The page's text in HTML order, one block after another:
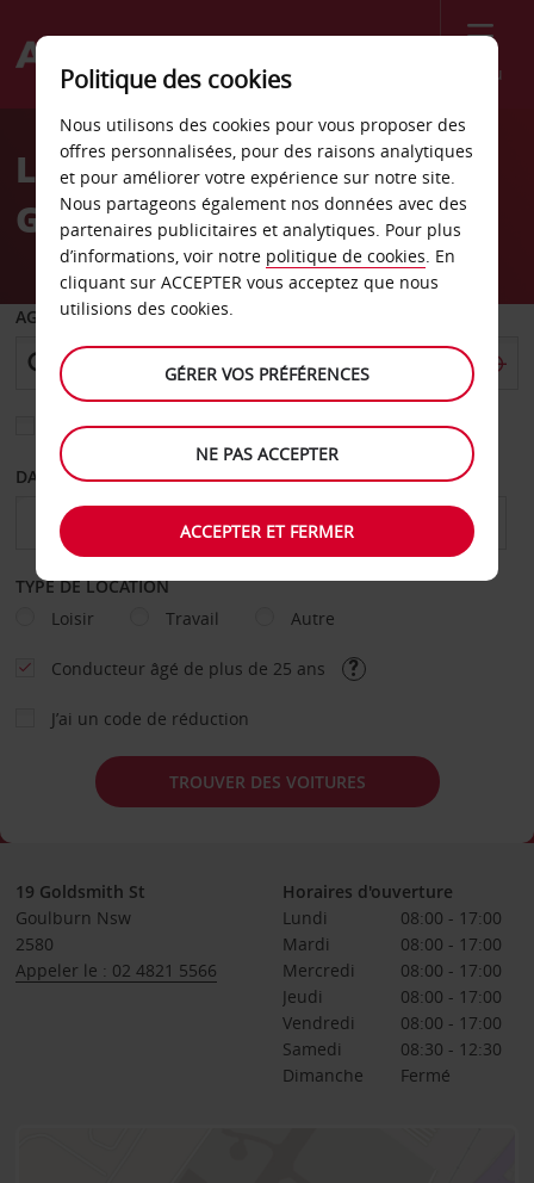
Menu
Welcome
AvisLocation de voiture
Goulburn
AGENCE DE DÉPART
Sélectionnez une autre agence de retour
DATE DE DÉPART DATE DE RETOUR
TYPE DE LOCATION
Loisir
Travail Autre
Conducteur âgé de plus de 25 ans
J’ai un code de réduction
TROUVER DES VOITURES
19 Goldsmith St
Goulburn Nsw
2580
Appeler le : 02 4821 5566
Horaires d'ouverture
Lundi
08:00 - 17:00
Mardi
08:00 - 17:00
Mercredi
08:00 - 17:00
Jeudi
08:00 - 17:00
Vendredi
08:00 - 17:00
Samedi
08:30 - 12:30
Dimanche
Fermé
Politique des cookies
Nous utilisons des cookies pour vous proposer des
offres personnalisées, pour des raisons analytiques
et pour améliorer votre expérience sur notre site.
Nous partageons également nos données avec des
partenaires publicitaires et analytiques. Pour plus
d’informations, voir notre politique de cookies. En
cliquant sur ACCEPTER vous acceptez que nous
utilisions des cookies.
GÉRER VOS PRÉFÉRENCES
NE PAS ACCEPTER
ACCEPTER ET FERMER